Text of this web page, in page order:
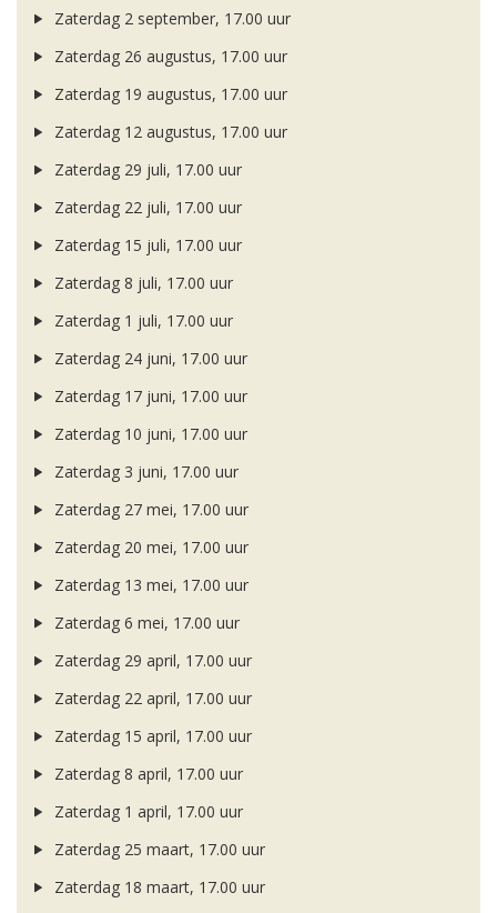
Zaterdag 2 september, 17.00 uur
Zaterdag 26 augustus, 17.00 uur
Zaterdag 19 augustus, 17.00 uur
Zaterdag 12 augustus, 17.00 uur
Zaterdag 29 juli, 17.00 uur
Zaterdag 22 juli, 17.00 uur
Zaterdag 15 juli, 17.00 uur
Zaterdag 8 juli, 17.00 uur
Zaterdag 1 juli, 17.00 uur
Zaterdag 24 juni, 17.00 uur
Zaterdag 17 juni, 17.00 uur
Zaterdag 10 juni, 17.00 uur
Zaterdag 3 juni, 17.00 uur
Zaterdag 27 mei, 17.00 uur
Zaterdag 20 mei, 17.00 uur
Zaterdag 13 mei, 17.00 uur
Zaterdag 6 mei, 17.00 uur
Zaterdag 29 april, 17.00 uur
Zaterdag 22 april, 17.00 uur
Zaterdag 15 april, 17.00 uur
Zaterdag 8 april, 17.00 uur
Zaterdag 1 april, 17.00 uur
Zaterdag 25 maart, 17.00 uur
Zaterdag 18 maart, 17.00 uur